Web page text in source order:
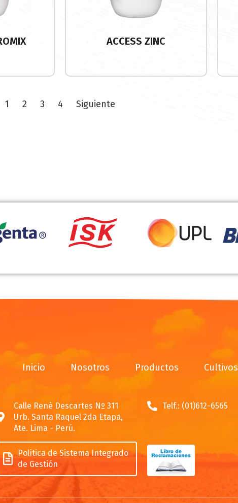
ACCESS ZINC
1 2 3 4 Siguiente
Inicio Nosotros Productos Cultivos
Calle René Descartes Nº 311
Urb. Santa Raquel 2da Etapa,
Ate. Lima - Perú.
Política de Sistema Integrado
de Gestión
Telf.: (01)612-6565